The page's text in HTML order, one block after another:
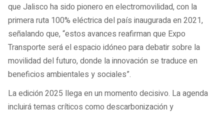
que Jalisco ha sido pionero en electromovilidad, con la
primera ruta 100% eléctrica del país inaugurada en 2021,
señalando que, “estos avances reafirman que Expo
Transporte será el espacio idóneo para debatir sobre la
movilidad del futuro, donde la innovación se traduce en
beneficios ambientales y sociales”.
La edición 2025 llega en un momento decisivo. La agenda
incluirá temas críticos como descarbonización y